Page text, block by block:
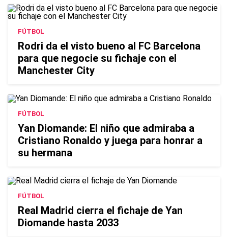
FÚTBOL
Rodri da el visto bueno al FC Barcelona
para que negocie su fichaje con el
Manchester City
FÚTBOL
Yan Diomande: El niño que admiraba a
Cristiano Ronaldo y juega para honrar a
su hermana
FÚTBOL
Real Madrid cierra el fichaje de Yan
Diomande hasta 2033